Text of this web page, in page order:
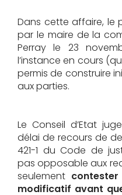
Dans cette affaire, le
par le maire de la
Perray le 23
l’instance en cours
permis de construire
aux parties.
Le Conseil d’Etat
délai de recours de
421-1 du Code de
pas opposable aux
seulement
modificatif avant